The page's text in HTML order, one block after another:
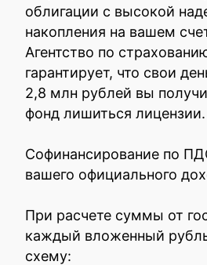
облигации с высокой
накопления на вашем
Агентство по
гарантирует, что свои
2,8 млн рублей вы
фонд лишиться лицензии.
Софинансирование по
вашего официального
При расчете суммы от
каждый вложенный
схему: